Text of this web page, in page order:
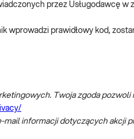
przez Usługodawcę w
wprowadzi prawidłowy kod,
Twoja zgoda
mail informacji dotyczących akcji